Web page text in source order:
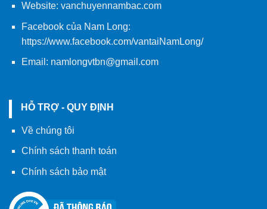
Website: vanchuyennambac.com
Facebook của Nam Long:
https://www.facebook.com/vantaiNamLong/
Email: namlongvtbn@gmail.com
HỖ TRỢ - QUY ĐỊNH
Về chúng tôi
Chính sách thanh toán
Chính sách bảo mật